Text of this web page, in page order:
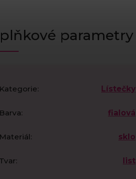
parametry
Kategorie: Lístečky
Barva: fialová
Materiál: sklo
Tvar: list